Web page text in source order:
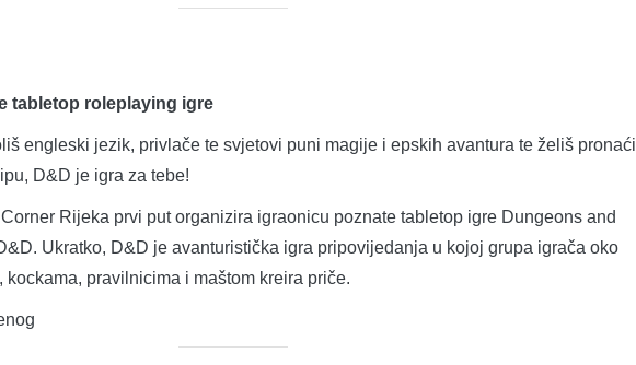
tabletop roleplaying igre
engleski jezik, privlače te svjetovi puni magije i epskih avantura te želiš pronaći
D&D je igra za tebe!
Rijeka prvi put organizira igraonicu poznate tabletop igre Dungeons and
Ukratko, D&D je avanturistička igra pripovijedanja u kojoj grupa igrača oko
pravilnicima i maštom kreira priče.